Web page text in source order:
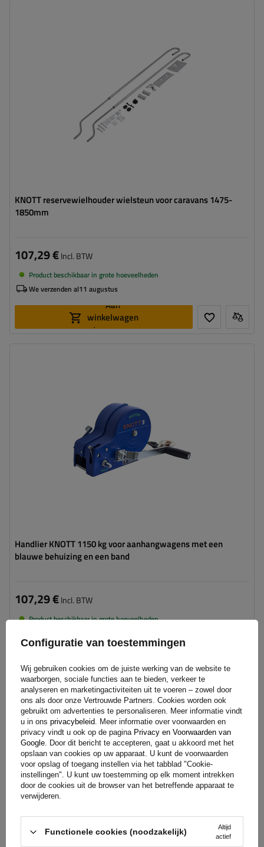
KNOTT reservewielhouder wielsteun voor caravans 1475-
1850mm
107,29 €Incl. BTW
Product beschikbaar in grote hoeveelheden
We verzenden al11 augustus
Aan
winkelwagen
toevoegen
Handlier KNOTT 1150 kg voor aanhangwagens met een
blauwe behuizing en een band
107,29 €Incl. BTW
Product beschikbaar in grote hoeveelheden
Aan
toevoegen
Draagvermogen enkele as:
750 kg
Montageafstand:
1190 mm
Naafafstand:
1623 mm
Steekmaat:
4x100
Naafgat:
min. 57 mm
Configuratie van toestemmingen
Wij gebruiken cookies om de juiste werking van de website te
waarborgen, sociale functies aan te bieden, verkeer te
analyseren en marketingactiviteiten uit te voeren – zowel door
ons als door onze Vertrouwde Partners. Cookies worden ook
gebruikt om advertenties te personaliseren. Meer informatie vindt
u in ons privacybeleid. Meer informatie over voorwaarden en
privacy vindt u ook op de pagina Privacy en Voorwaarden van
Google. Door dit bericht te accepteren, gaat u akkoord met het
opslaan van cookies op uw apparaat. U kunt de voorwaarden
voor opslag of toegang instellen via het tabblad "Cookie-
instellingen". U kunt uw toestemming op elk moment intrekken
door de cookies uit de browser van het betreffende apparaat te
verwijderen.
Functionele cookies (noodzakelijk)
Altijd
actief